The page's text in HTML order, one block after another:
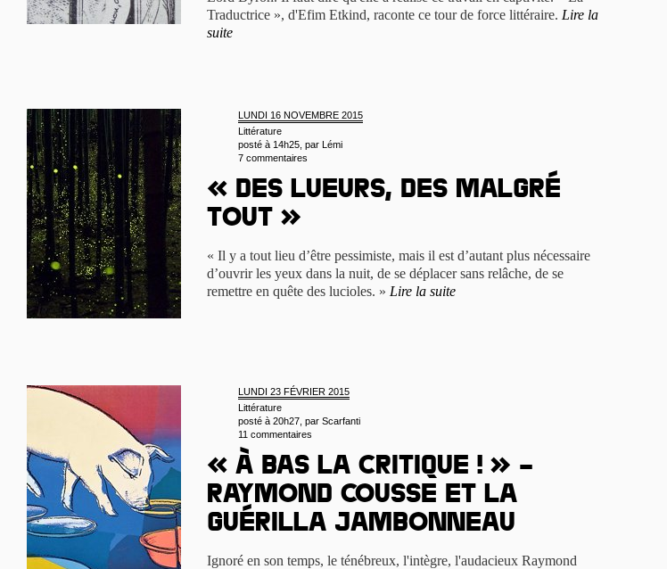
Traductrice », d'Efim Etkind, raconte ce tour de force littéraire. Lire la
suite
LUNDI 16 NOVEMBRE 2015
Littérature
posté à 14h25, par Lémi
7 commentaires
« Des lueurs, des malgré
tout »
« Il y a tout lieu d’être pessimiste, mais il est d’autant plus nécessaire
d’ouvrir les yeux dans la nuit, de se déplacer sans relâche, de se
remettre en quête des lucioles. » Lire la suite
LUNDI 23 FÉVRIER 2015
Littérature
posté à 20h27, par Scarfanti
11 commentaires
« À bas la critique ! » –
Raymond Cousse et la
guérilla jambonneau
Ignoré en son temps, le ténébreux, l'intègre, l'audacieux Raymond